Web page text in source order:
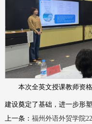
本次全英文授课教师资
建设奠定了基础，进一步形塑
上一条： 福州外语外贸学院